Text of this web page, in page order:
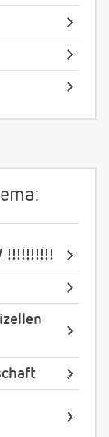
!!!!!!!!!!